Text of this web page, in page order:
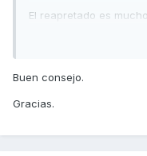
El reapretado es
sin sentido común) se
El reapretado de
"pegados" del tiempo
girar con tacto 60º (si
Buen consejo.
Gracias.